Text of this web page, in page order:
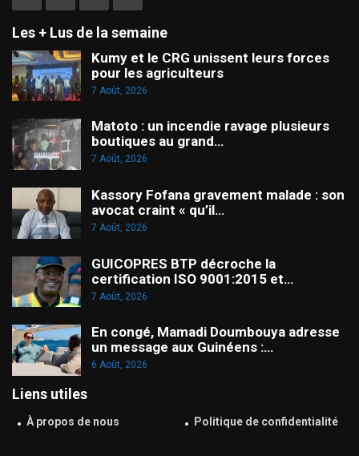
Les + Lus de la semaine
Kumy et le CRG unissent leurs forces
pour les agriculteurs
7 Août, 2026
Matoto : un incendie ravage plusieurs
boutiques au grand…
7 Août, 2026
Kassory Fofana gravement malade : son
avocat craint « qu’il…
7 Août, 2026
GUICOPRES BTP décroche la
certification ISO 9001:2015 et…
7 Août, 2026
En congé, Mamadi Doumbouya adresse
un message aux Guinéens :…
6 Août, 2026
Liens utiles
À propos de nous Politique de confidentialité